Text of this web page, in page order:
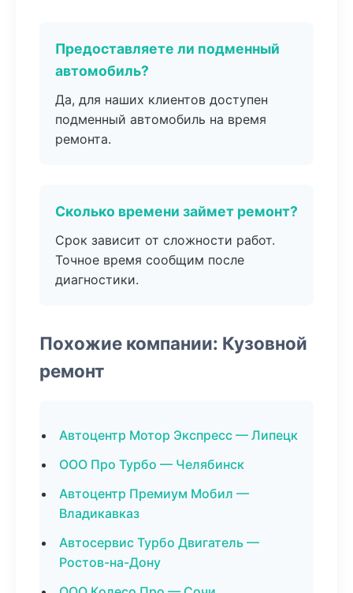
Предоставляете ли подменный
автомобиль?
Да, для наших клиентов доступен
подменный автомобиль на время
ремонта.
Сколько времени займет ремонт?
Срок зависит от сложности работ.
Точное время сообщим после
диагностики.
Похожие компании: Кузовной
ремонт
Автоцентр Мотор Экспресс — Липецк
ООО Про Турбо — Челябинск
Автоцентр Премиум Мобил —
Владикавказ
Автосервис Турбо Двигатель —
Ростов-на-Дону